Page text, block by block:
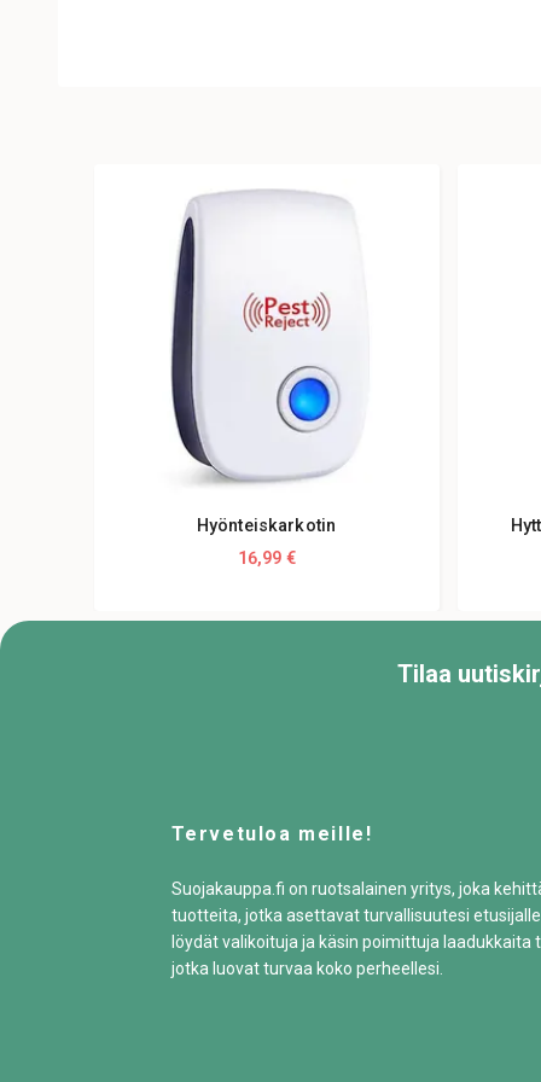
Hyönteiskarkotin
16,99 €
Tilaa
Tervetuloa meille!
Suojakauppa.fi on ruotsalainen yritys, joka
tuotteita, jotka asettavat turvallisuutesi
löydät valikoituja ja käsin poimittuja laadukkaita
jotka luovat turvaa koko perheellesi.